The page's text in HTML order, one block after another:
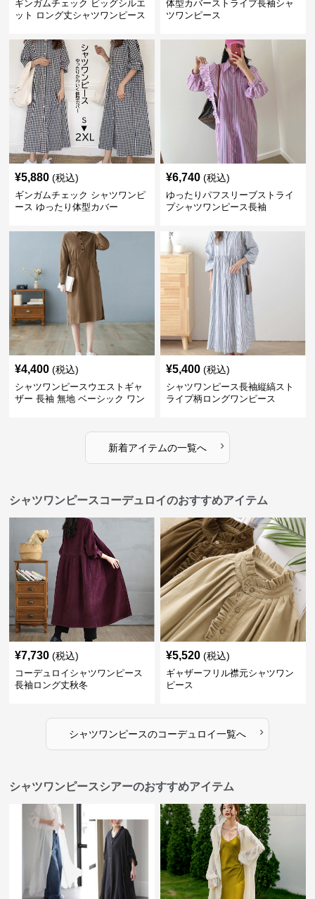
ギンガムチェック ビッグシルエ
ット ロング丈シャツワンピース
体型カバーストライプ長袖シャ
ツワンピース
¥5,880 (税込)
ギンガムチェック シャツワンピ
ース ゆったり体型カバー
¥6,740 (税込)
ゆったりパフスリーブストライ
プシャツワンピース長袖
¥4,400 (税込)
シャツワンピースウエストギャ
ザー 長袖 無地 ベーシック ワン
¥5,400 (税込)
シャツワンピース長袖縦縞スト
ライプ柄ロングワンピース
新着アイテムの一覧へ ›
シャツワンピースコーデュロイのおすすめアイテム
¥7,730 (税込)
コーデュロイシャツワンピース
長袖ロング丈秋冬
¥5,520 (税込)
ギャザーフリル襟元シャツワン
ピース
シャツワンピースのコーデュロイ一覧へ ›
シャツワンピースシアーのおすすめアイテム